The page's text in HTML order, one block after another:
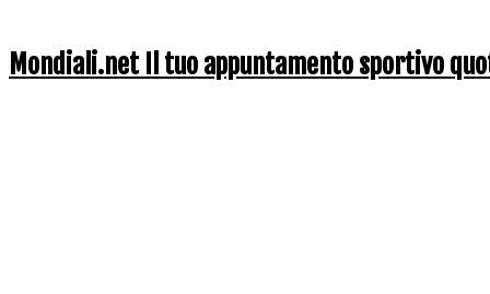
Mondiali.net Il tuo appuntamento sportivo